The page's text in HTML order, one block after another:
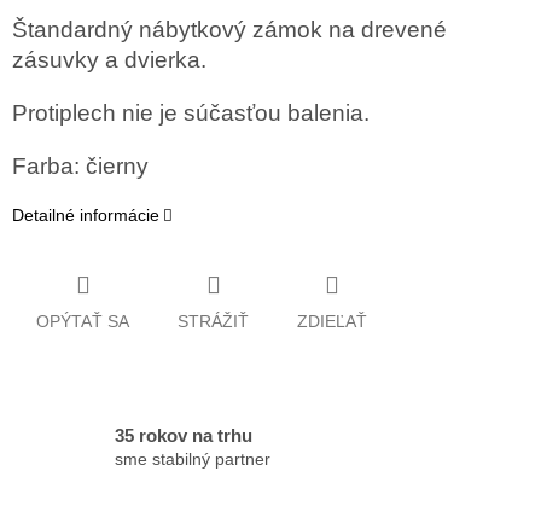
Štandardný nábytkový zámok na drevené
zásuvky a dvierka.
Protiplech nie je súčasťou balenia.
Farba: čierny
Detailné informácie
OPÝTAŤ SA STRÁŽIŤ ZDIEĽAŤ
35 rokov na trhu
sme stabilný partner